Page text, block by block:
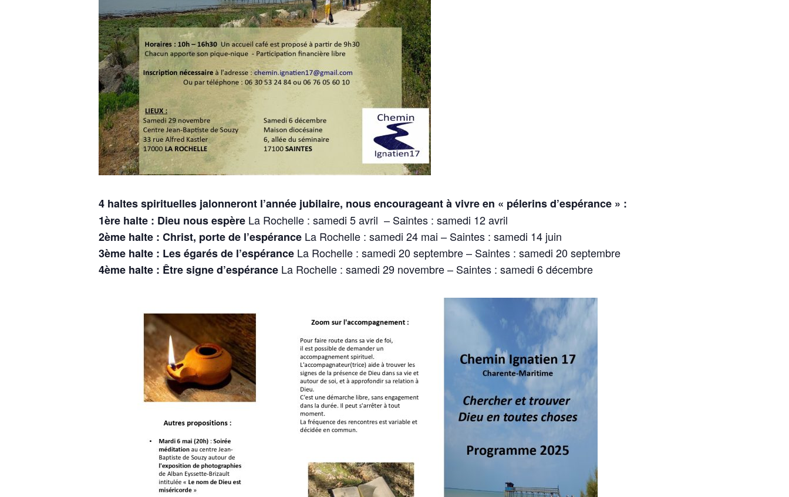
4 haltes spirituelles jalonneront l’année jubilaire, nous encourageant à vivre en « pélerins d’espérance » :
1ère halte : Dieu nous espère La Rochelle : samedi 5 avril – Saintes : samedi 12 avril
2ème halte : Christ, porte de l’espérance La Rochelle : samedi 24 mai – Saintes : samedi 14 juin
3ème halte : Les égarés de l’espérance La Rochelle : samedi 20 septembre – Saintes : samedi 20 septembre
4ème halte : Être signe d’espérance La Rochelle : samedi 29 novembre – Saintes : samedi 6 décembre